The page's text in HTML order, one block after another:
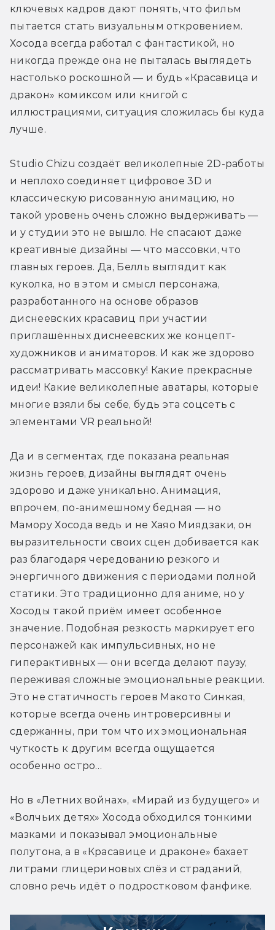
ключевых кадров дают понять, что фильм
пытается стать визуальным откровением.
Хосода всегда работал с фантастикой, но
никогда прежде она не пыталась выглядеть
настолько роскошной — и будь «Красавица и
дракон» комиксом или книгой с
иллюстрациями, ситуация сложилась бы куда
лучше.
Studio Chizu создаёт великолепные 2D-работы
и неплохо соединяет цифровое 3D и
классическую рисованную анимацию, но
такой уровень очень сложно выдерживать —
и у студии это не вышло. Не спасают даже
креативные дизайны — что массовки, что
главных героев. Да, Белль выглядит как
куколка, но в этом и смысл персонажа,
разработанного на основе образов
диснеевских красавиц при участии
приглашённых диснеевских же концепт-
художников и аниматоров. И как же здорово
рассматривать массовку! Какие прекрасные
идеи! Какие великолепные аватары, которые
многие взяли бы себе, будь эта соцсеть с
элементами VR реальной!
Да и в сегментах, где показана реальная
жизнь героев, дизайны выглядят очень
здорово и даже уникально. Анимация,
впрочем, по-анимешному бедная — но
Мамору Хосода ведь и не Хаяо Миядзаки, он
выразительности своих сцен добивается как
раз благодаря чередованию резкого и
энергичного движения с периодами полной
статики. Это традиционно для аниме, но у
Хосоды такой приём имеет особенное
значение. Подобная резкость маркирует его
персонажей как импульсивных, но не
гиперактивных — они всегда делают паузу,
переживая сложные эмоциональные реакции.
Это не статичность героев Макото Синкая,
которые всегда очень интроверсивны и
сдержанны, при том что их эмоциональная
чуткость к другим всегда ощущается
особенно остро…
Но в «Летних войнах», «Мирай из будущего» и
«Волчьих детях» Хосода обходился тонкими
мазками и показывал эмоциональные
полутона, а в «Красавице и драконе» бахает
литрами глицериновых слёз и страданий,
словно речь идёт о подростковом фанфике.